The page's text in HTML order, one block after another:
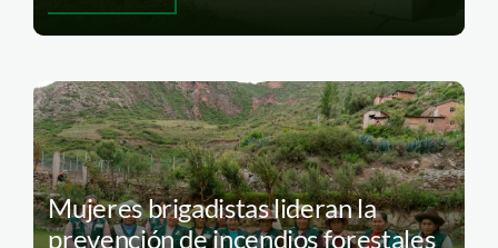
Mujeres brigadistas lideran la
prevención de incendios forestales